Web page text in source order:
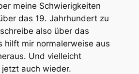
meine Schwierigkeiten
das 19. Jahrhundert zu
also über das
hilft mir normalerweise aus
Und vielleicht
auch wieder.